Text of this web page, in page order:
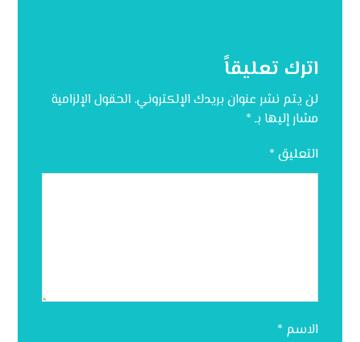
اترك تعليقاً
لن يتم نشر عنوان بريدك الإلكتروني. الحقول الإلزامية
مشار إليها بـ*
التعليق *
الاسم *